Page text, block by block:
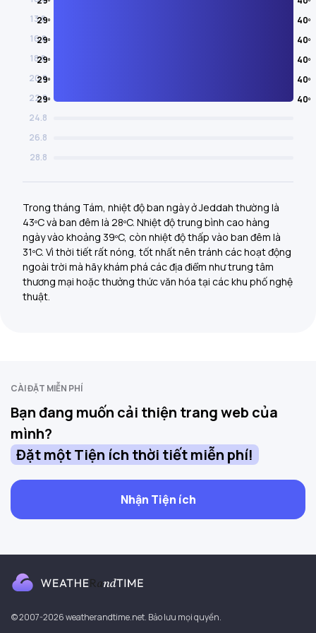
13.8
16.8
18.8
29º 40º
20.8
29º 40º
22.8
29º 40º
24.8
29º 40º
26.8
29º 40º
28.8
Trong tháng Tám, nhiệt độ ban ngày ở Jeddah thường là
43ºC và ban đêm là 28ºC. Nhiệt độ trung bình cao hàng
ngày vào khoảng 39ºC, còn nhiệt độ thấp vào ban đêm là
31ºC. Vì thời tiết rất nóng, tốt nhất nên tránh các hoạt động
ngoài trời mà hãy khám phá các địa điểm như trung tâm
thương mại hoặc thưởng thức văn hóa tại các khu phố nghệ
thuật.
CÀI ĐẶT MIỄN PHÍ
Bạn đang muốn cải thiện trang web của
mình?
Đặt một Tiện ích thời tiết miễn phí!
Nhận Tiện ích
© 2007-2026 weatherandtime.net. Bảo lưu mọi quyền.